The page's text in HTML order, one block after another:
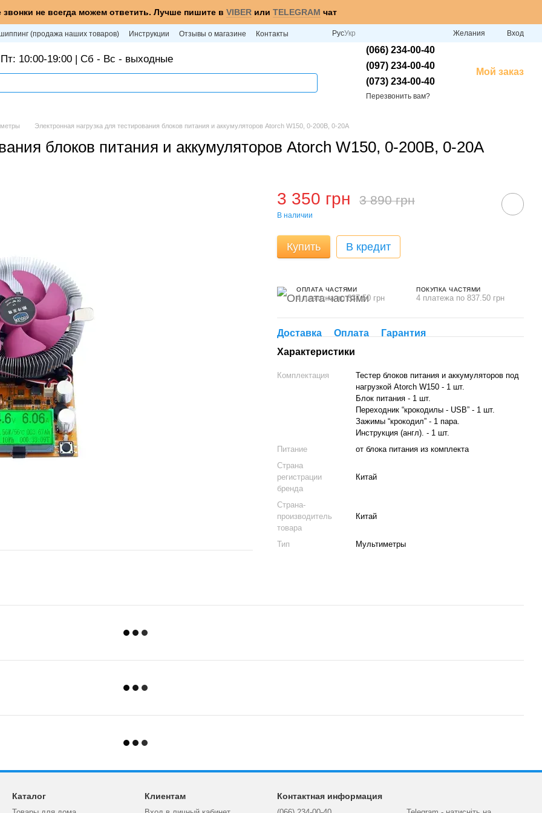
не всегда можем ответить. Лучше пишите в VIBER или TELEGRAM чат
(продажа наших товаров) Инструкции Отзывы о магазине Контакты РусУкр Желания Вход
10:00-19:00 | Сб - Вс - выходные
(066) 234-00-40
(097) 234-00-40
(073) 234-00-40
Перезвонить вам?
Мой заказ
Электронная нагрузка для тестирования блоков питания и аккумуляторов Atorch W150, 0-200В, 0-20А
блоков питания и аккумуляторов Atorch W150, 0-200В, 0-20А
3 350 грн 3 890 грн
В наличии
Купить В кредит
ОПЛАТА ЧАСТЯМИ
4 платежа по 837.50 грн
ПОКУПКА ЧАСТЯМИ
4 платежа по 837.50 грн
Доставка Оплата
Гарантия
Характеристики
Комплектация
Тестер блоков питания и аккумуляторов под
нагрузкой Atorch W150 - 1 шт.
Блок питания - 1 шт.
Переходник “крокодилы - USB” - 1 шт.
Зажимы “крокодил” - 1 пара.
Инструкция (англ). - 1 шт.
Питание
от блока питания из комплекта
Страна
регистрации
бренда
Китай
Страна-
производитель
товара
Китай
Тип Мультиметры
Каталог Клиентам Контактная информация